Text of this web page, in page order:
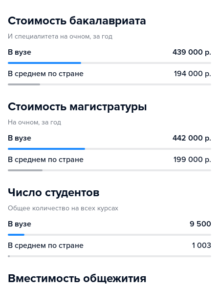
Стоимость бакалавриата
И специалитета на очном, за год
В вузе 439 000 р.
В среднем по стране 194 000 р.
Стоимость магистратуры
На очном, за год
В вузе 442 000 р.
В среднем по стране 199 000 р.
Число студентов
Общее количество на всех курсах
В вузе 9 500
В среднем по стране 1 003
Вместимость общежития